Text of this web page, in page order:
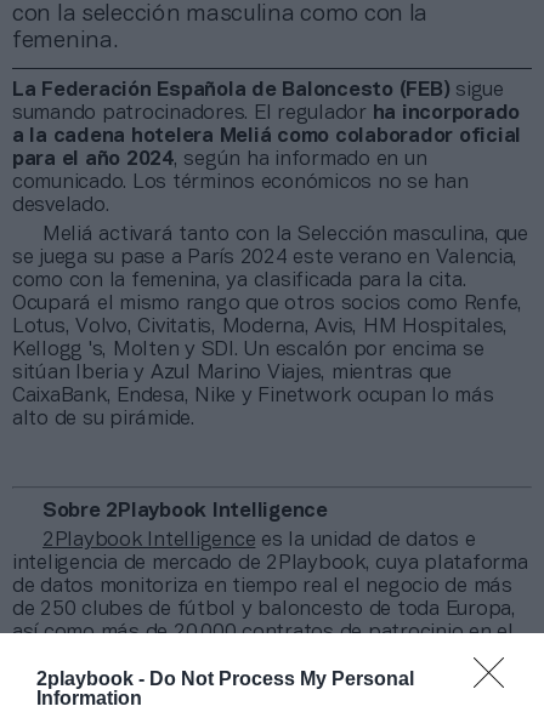
2playbook - Do Not Process My Personal
Information
con la selección masculina como con la
femenina.
La Federación Española de Baloncesto (FEB) sigue
sumando patrocinadores. El regulador ha incorporado
a la cadena hotelera Meliá como colaborador oficial
para el año 2024, según ha informado en un
comunicado. Los términos económicos no se han
desvelado.
Meliá activará tanto con la Selección masculina, que
se juega su pase a París 2024 este verano en Valencia,
como con la femenina, ya clasificada para la cita.
Ocupará el mismo rango que otros socios como Renfe,
Lotus, Volvo, Civitatis, Moderna, Avis, HM Hospitales,
Kellogg 's, Molten y SDI. Un escalón por encima se
sitúan Iberia y Azul Marino Viajes, mientras que
CaixaBank, Endesa, Nike y Finetwork ocupan lo más
alto de su pirámide.
Sobre 2Playbook Intelligence
2Playbook Intelligence es la unidad de datos e
inteligencia de mercado de 2Playbook, cuya plataforma
de datos monitoriza en tiempo real el negocio de más
de 250 clubes de fútbol y baloncesto de toda Europa,
así como más de 20.000 contratos de patrocinio en el
tipología de activos, marcas, categorías de producto y
valor económico aproximado de cada acuerdo. Si